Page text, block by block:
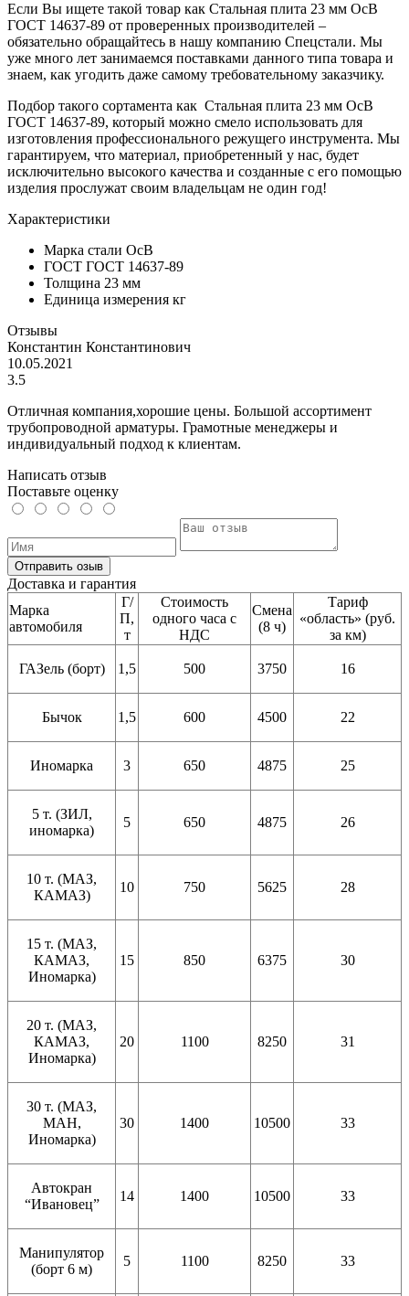
Если Вы ищете такой товар как Стальная плита 23 мм ОсВ
ГОСТ 14637-89 от проверенных производителей –
обязательно обращайтесь в нашу компанию Спецстали. Мы
уже много лет занимаемся поставками данного типа товара и
знаем, как угодить даже самому требовательному заказчику.
Подбор такого сортамента как Стальная плита 23 мм ОсВ
ГОСТ 14637-89, который можно смело использовать для
изготовления профессионального режущего инструмента. Мы
гарантируем, что материал, приобретенный у нас, будет
исключительно высокого качества и созданные с его помощью
изделия прослужат своим владельцам не один год!
Характеристики
Марка стали ОсВ
ГОСТ ГОСТ 14637-89
Толщина 23 мм
Единица измерения кг
Отзывы
Константин Константинович
10.05.2021
3.5
Отличная компания,хорошие цены. Большой ассортимент
трубопроводной арматуры. Грамотные менеджеры и
индивидуальный подход к клиентам.
Написать отзыв
Поставьте оценку
Отправить озыв
Доставка и гарантия
Марка
автомобиля
Г/
П,
т
Стоимость
одного часа с
НДС
Смена
(8 ч)
Тариф
«область» (руб.
за км)
ГАЗель (борт) 1,5 500 3750 16
Бычок 1,5 600 4500 22
Иномарка 3 650 4875 25
5 т. (ЗИЛ,
иномарка)
5 650 4875 26
10 т. (МАЗ,
КАМАЗ)
10 750 5625 28
15 т. (МАЗ,
КАМАЗ,
Иномарка)
15 850 6375 30
20 т. (МАЗ,
КАМАЗ,
Иномарка)
20 1100 8250 31
30 т. (МАЗ,
МАН,
Иномарка)
30 1400 10500 33
Автокран
“Ивановец”
14 1400 10500 33
Манипулятор
(борт 6 м)
5 1100 8250 33